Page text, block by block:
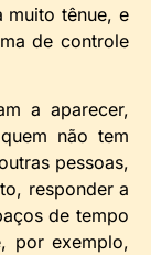
muito tênue, e
de controle
a aparecer,
não tem
pessoas,
responder a
de tempo
por exemplo,